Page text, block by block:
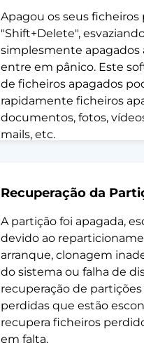
Apagou os seus
"Shift+Delete",
simplesmente
entre em pânico. Este
de ficheiros apagados
rapidamente ficheiros
documentos, fotos,
mails, etc.
Recuperação da
A partição foi apagada,
devido ao
arranque, clonagem
do sistema ou falha de
recuperação de
perdidas que estão
recupera ficheiros
em falta.